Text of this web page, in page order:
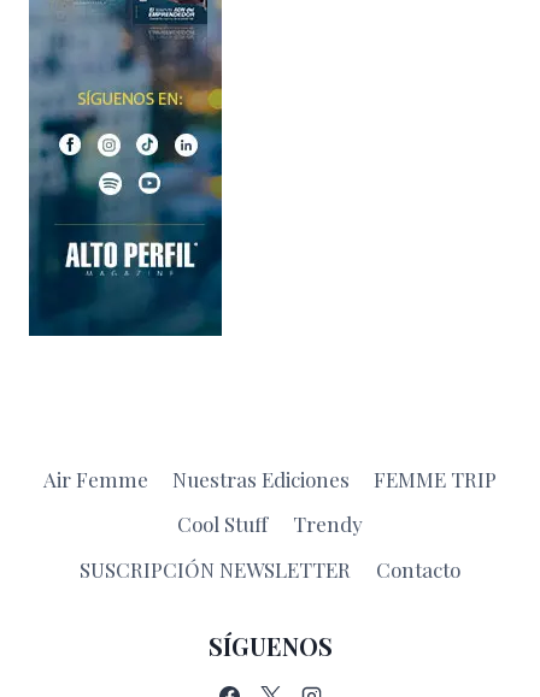
Air Femme Nuestras Ediciones
FEMME TRIP
Cool Stuff
Trendy
SUSCRIPCIÓN NEWSLETTER
Contacto
SÍGUENOS